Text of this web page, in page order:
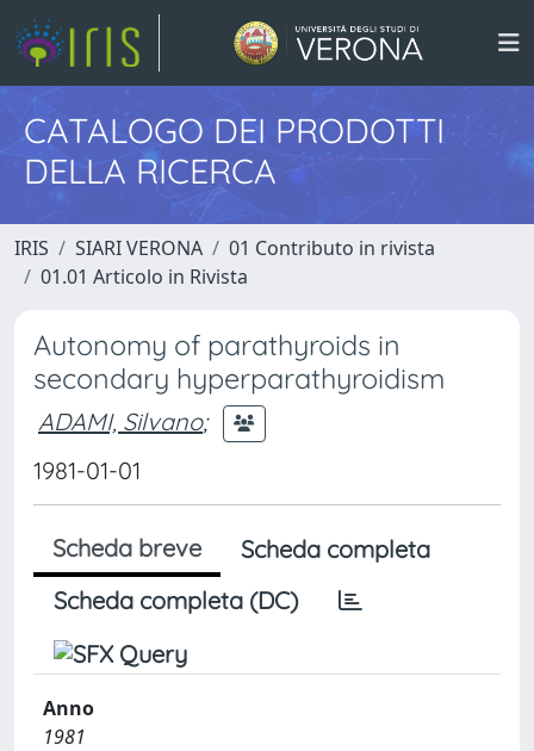
CATALOGO DEI PRODOTTI
DELLA RICERCA
IRIS SIARI VERONA
01 Contributo in rivista
01.01 Articolo in Rivista
Autonomy of parathyroids in
secondary hyperparathyroidism
ADAMI, Silvano;
1981-01-01
Scheda breve
Scheda completa
Scheda completa (DC)
Anno
1981